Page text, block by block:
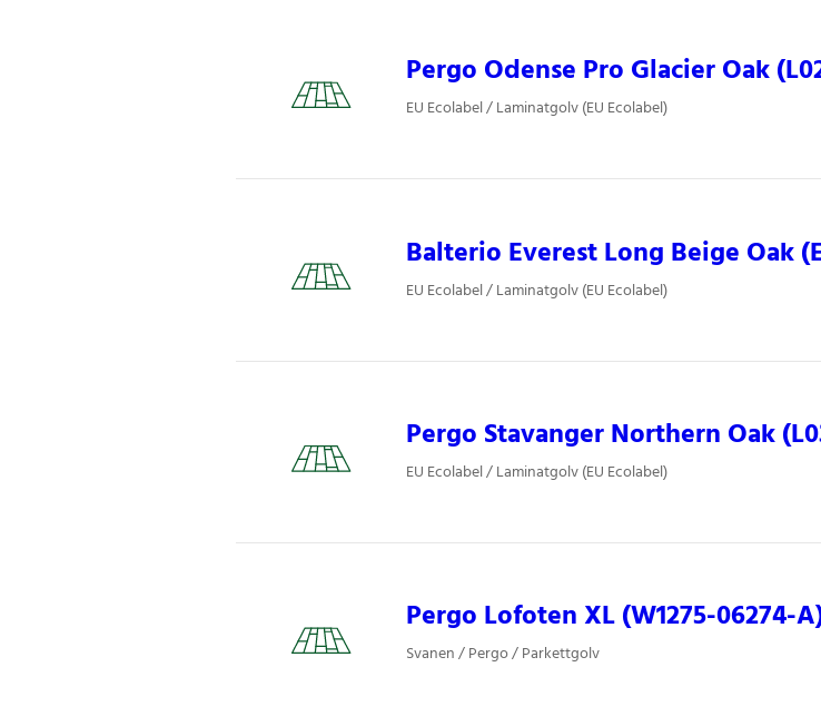
Pergo Odense Pro Glacier Oak
EU Ecolabel / Laminatgolv (EU Ecolabel)
Balterio Everest Long Beige Oak
EU Ecolabel / Laminatgolv (EU Ecolabel)
Pergo Stavanger Northern Oak
EU Ecolabel / Laminatgolv (EU Ecolabel)
Pergo Lofoten XL (W1275-06274-
Svanen / Pergo / Parkettgolv